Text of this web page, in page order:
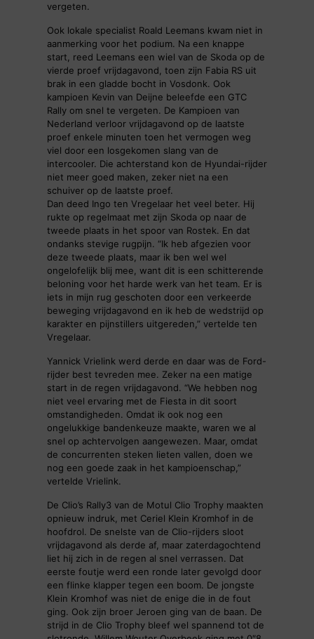
vergeten.
Ook lokale specialist Roald Leemans kwam niet in
aanmerking voor het podium. Na een knappe
start, reed Leemans een wiel van de Skoda op de
vierde proef vrijdagavond, toen zijn Fabia RS uit
brak in een gladde bocht in Vosdonk. Ook
kampioen Kevin van Deijne beleefde een GTC
Rally om snel te vergeten. De Kampioen van
Nederland verloor vrijdagavond op de laatste
proef enkele minuten toen het vermogen weg
viel door een losgekomen slang van de
intercooler. Die achterstand kon de Hyundai-rijder
niet meer goed maken, zeker niet na een
schuiver op de laatste proef.
Dan deed Ingo ten Vregelaar het veel beter. Hij
rukte op regelmaat met zijn Skoda op naar de
tweede plaats in het spoor van Rostek. En dat
ondanks stevige rugpijn. “Ik heb afgezien voor
deze tweede plaats, maar ik ben wel wel
ongelofelijk blij mee, want dit is een schitterende
beloning voor het harde werk van het team. Er is
iets in mijn rug geschoten door een verkeerde
beweging vrijdagavond en ik heb de wedstrijd op
karakter en pijnstillers uitgereden,” vertelde ten
Vregelaar.
Yannick Vrielink werd derde en daar was de Ford-
rijder best tevreden mee. Zeker na een matige
start in de regen vrijdagavond. “We hebben nog
niet veel ervaring met de Fiesta in dit soort
omstandigheden. Omdat ik ook nog een
ongelukkige bandenkeuze maakte, waren we al
snel op achtervolgen aangewezen. Maar, omdat
de concurrenten steken lieten vallen, doen we
nog een goede zaak in het kampioenschap,”
vertelde Vrielink.
De Clio’s Rally3 van de Motul Clio Trophy maakten
opnieuw indruk, met Ceriel Klein Kromhof in de
hoofdrol. De snelste van de Clio-rijders sloot
vrijdagavond als derde af, maar zaterdagochtend
liet hij zich in de regen al snel verrassen. Dat
eerste foutje werd een ronde later gevolgd door
een flinke klapper tegen een boom. De jongste
Klein Kromhof was niet de enige die in de fout
ging. Ook zijn broer Jeroen ging van de baan. De
strijd in de Clio Trophy bleef wel spannend tot de